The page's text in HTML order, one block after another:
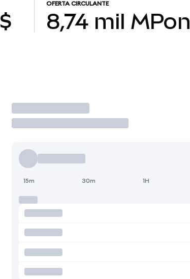
OFERTA CIRCULANTE
8,74 mil MPon
Operar
15m 30m 1H